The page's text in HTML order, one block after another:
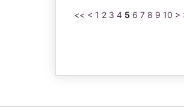
<< < 1 2 3 4 5 6 7 8 9 10 >